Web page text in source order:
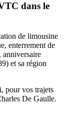
dans le
de limousine
enterrement de
anniversaire
et sa région
pour vos trajets
De Gaulle.